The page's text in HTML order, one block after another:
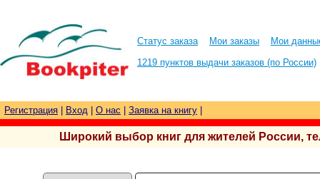
Статус заказа Мои заказы
Мои
1219 пунктов выдачи заказов (по России)
Регистрация Вход О нас Заявка на книгу
Широкий выбор книг для жителей России,